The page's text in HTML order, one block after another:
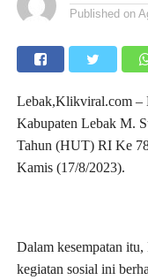
Published on
Lebak,Klikviral.com –
Kabupaten Lebak M.
Tahun (HUT) RI Ke
Kamis (17/8/2023).
Dalam kesempatan
kegiatan sosial ini